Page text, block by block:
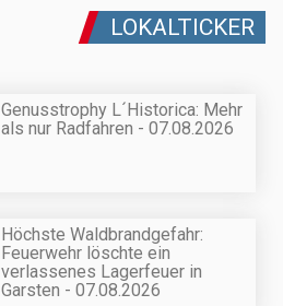
LOKALTICKER
Genusstrophy L´Historica: Mehr
als nur Radfahren - 07.08.2026
Höchste Waldbrandgefahr:
Feuerwehr löschte ein
verlassenes Lagerfeuer in
Garsten - 07.08.2026